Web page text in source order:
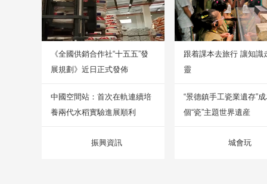
《全國供銷合作社“十五五”發
展規劃》近日正式發佈
中國空間站：首次在軌連續培
養兩代水稻實驗進展順利
振興資訊
跟着課本去旅行 讓知識
靈
“景德鎮手工瓷業遺存”
個“瓷”主題世界遺産
城會玩